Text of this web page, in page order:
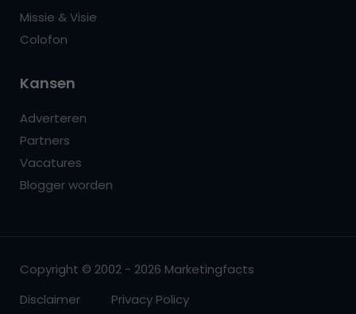
Missie & Visie
Colofon
Kansen
Adverteren
Partners
Vacatures
Blogger worden
Copyright © 2002 - 2026 Marketingfacts
Disclaimer
Privacy Policy